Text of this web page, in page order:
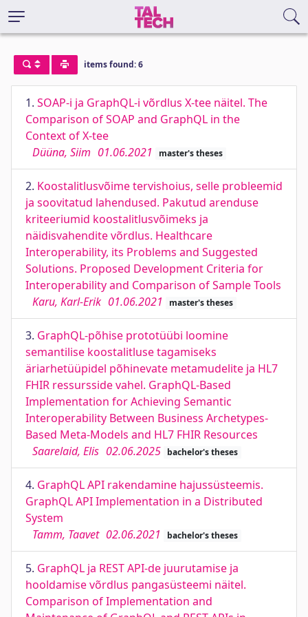
items found: 6
1. SOAP-i ja GraphQL-i võrdlus X-tee näitel. The
Comparison of SOAP and GraphQL in the
Context of X-tee
Düüna, Siim 01.06.2021 master's theses
2. Koostalitlusvõime tervishoius, selle probleemid
ja soovitatud lahendused. Pakutud arenduse
kriteeriumid koostalitlusvõimeks ja
näidisvahendite võrdlus. Healthcare
Interoperability, its Problems and Suggested
Solutions. Proposed Development Criteria for
Interoperability and Comparison of Sample Tools
Karu, Karl-Erik 01.06.2021 master's theses
3. GraphQL-põhise prototüübi loomine
semantilise koostalitluse tagamiseks
äriarhetüüpidel põhinevate metamudelite ja HL7
FHIR ressursside vahel. GraphQL-Based
Implementation for Achieving Semantic
Interoperability Between Business Archetypes-
Based Meta-Models and HL7 FHIR Resources
Saarelaid, Elis 02.06.2025 bachelor's theses
4. GraphQL API rakendamine hajussüsteemis.
GraphQL API Implementation in a Distributed
System
Tamm, Taavet 02.06.2021 bachelor's theses
5. GraphQL ja REST API-de juurutamise ja
hooldamise võrdlus pangasüsteemi näitel.
Comparison of Implementation and